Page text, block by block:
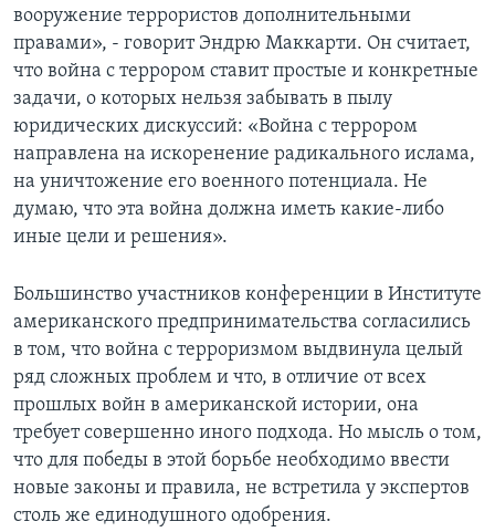
вооружение террористов дополнительными
правами», - говорит Эндрю Маккарти. Он считает,
что война с террором ставит простые и конкретные
задачи, о которых нельзя забывать в пылу
юридических дискуссий: «Война с террором
направлена на искоренение радикального ислама,
на уничтожение его военного потенциала. Не
думаю, что эта война должна иметь какие-либо
иные цели и решения».
Большинство участников конференции в Институте
американского предпринимательства согласились
в том, что война с терроризмом выдвинула целый
ряд сложных проблем и что, в отличие от всех
прошлых войн в американской истории, она
требует совершенно иного подхода. Но мысль о том,
что для победы в этой борьбе необходимо ввести
новые законы и правила, не встретила у экспертов
столь же единодушного одобрения.